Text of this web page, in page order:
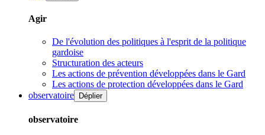
Agir
De l'évolution des politiques à l'esprit de la politique
gardoise
Structuration des acteurs
Les actions de prévention développées dans le Gard
Les actions de protection développées dans le Gard
observatoire
Déplier
observatoire